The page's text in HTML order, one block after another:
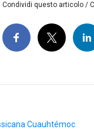
Condividi questo articolo /
Cuauhtémoc